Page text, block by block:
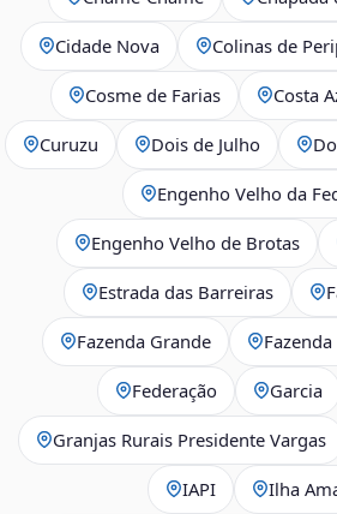
Cidade Nova Colinas de
Cosme de Farias Costa
Curuzu Dois de Julho
Engenho Velho da
Engenho Velho de Brotas
Estrada das Barreiras
Fazenda Grande
Federação Garcia
Granjas Rurais Presidente Vargas
IAPI Ilha